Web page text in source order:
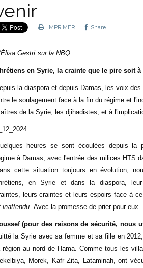
IMPRIMER Share
Élisa Gestri sur la NBQ:
en Syrie, la crainte que le pire soit à
la diaspora et depuis Damas, les voix
le soulagement face à la fin du régime et
de la Syrie, les djihadistes, et à
heures se sont écoulées depuis la
à Damas, avec l'entrée des milices HTS
cette situation toujours en évolution,
en Syrie et dans la diaspora, leur
leurs craintes et leurs espoirs face à ce
inattendu. Avec la promesse de prier pour eux.
(pour des raisons de sécurité, nous
la Syrie avec sa femme et sa fille en
région au nord de Hama. Comme tous les
Morek, Kafr Zita, Lataminah, ont